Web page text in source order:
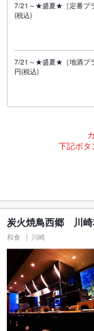
7/21～★盛夏★［定番プ
(税込)
7/21～★盛夏★［地酒プ
円(税込)
下記ボタ
炭火焼鳥西郷 川崎
和食 川崎